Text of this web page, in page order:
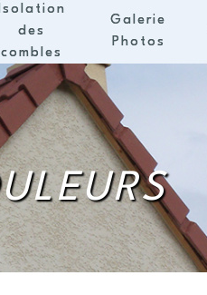
des
combles
Galerie
Photos